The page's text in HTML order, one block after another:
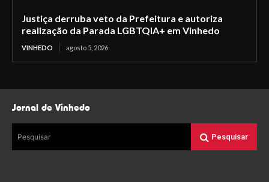
Justiça derruba veto da Prefeitura e autoriza
realização da Parada LGBTQIA+ em Vinhedo
VINHEDO agosto 5, 2026
Jornal de Vinhedo
Pesquisar Pesquisar